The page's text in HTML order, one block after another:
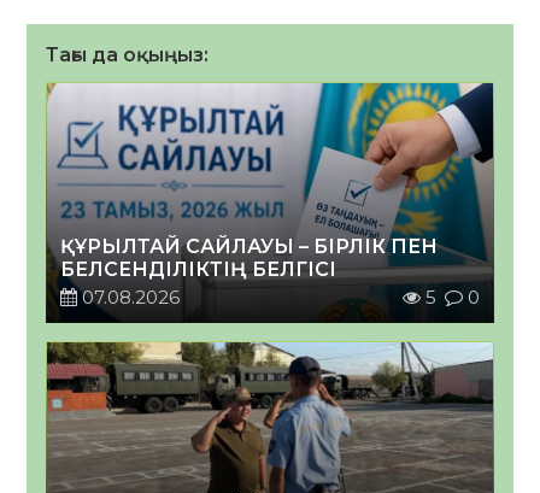
Тағы да оқыңыз:
ҚҰРЫЛТАЙ САЙЛАУЫ – БІРЛІК ПЕН
БЕЛСЕНДІЛІКТІҢ БЕЛГІСІ
07.08.2026
5 0